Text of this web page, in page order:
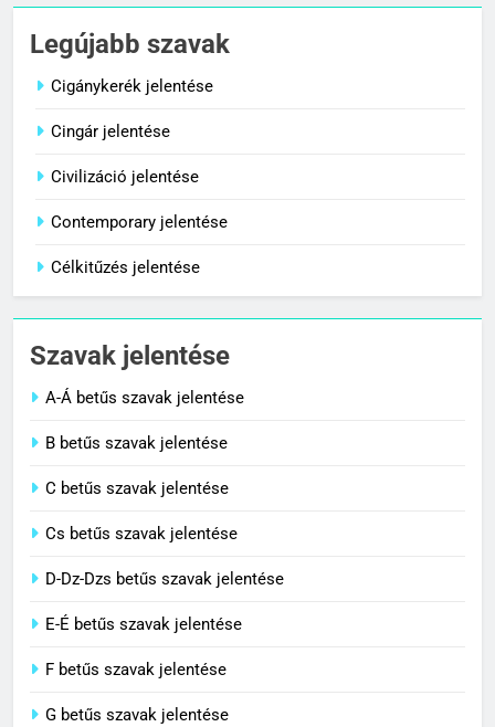
Céltudatos jelentése
8
Centenárium jelentése
1
Cigánykerék jelentése
C BETŰS SZAVAK JELENTÉSE
C BETŰS SZAVAK JELENTÉSE
3
4
Legújabb szavak
Cigánykerék jelentése
Cingár jelentése
Civilizáció jelentése
Contemporary jelentése
Célkitűzés jelentése
Szavak jelentése
A-Á betűs szavak jelentése
B betűs szavak jelentése
C betűs szavak jelentése
Cs betűs szavak jelentése
D-Dz-Dzs betűs szavak jelentése
E-É betűs szavak jelentése
F betűs szavak jelentése
G betűs szavak jelentése